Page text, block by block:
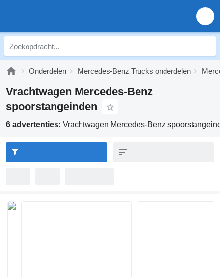
Onderdelen Mercedes-Benz Trucks onderdelen
Vrachtwagen Mercedes-Benz
spoorstangeinden
6 advertenties: Vrachtwagen Mercedes-Benz